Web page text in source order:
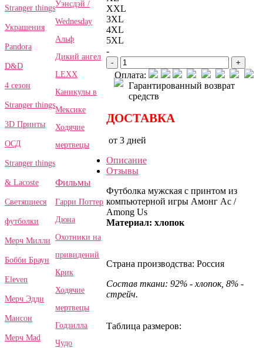
Stranger things
Украшения
Pandora
D&D
4 сезон
Stranger things
3D Принты
ОСД
Stranger things
& Lacoste
Светящиеся
футболки
Мерч Милли
Бобби Браун
Eleven
Мерч Эдди
Мансон
Мерч Mad
Уэнсдэй /
Wednesday
Альф
Дикий ангел
LEXX
Каникулы в
Мексике
Ходячие
мертвецы
Фильмы
Гарри Поттер
Дюна
Охотники на
привидений
Крик
Ходячие
мертвецы
Годзилла
Чудо
XXL
3XL
4XL
5XL
-
- +
Оплата:
Гарантированный возврат
средств
ДОСТАВКА
от 3 дней
Описание
Отзывы
Футболка мужская с принтом из
компьютерной игры Амонг Ас /
Among Us
Материал: хлопок
Страна производства: Россия
Состав ткани: 92% - хлопок, 8% -
стрейч.
Таблица размеров: